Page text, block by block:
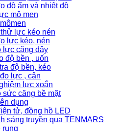
độ ẩm và nhiệt độ
mô men
thử lực kéo nén
lực kéo, nén
lực căng dây
độ bền , uốn
độ bền, kéo
lực , cân
lực xoắn
sức căng bề mặt
dụng
tử, đồng hồ LED
sáng truyền qua TENMARS
rung